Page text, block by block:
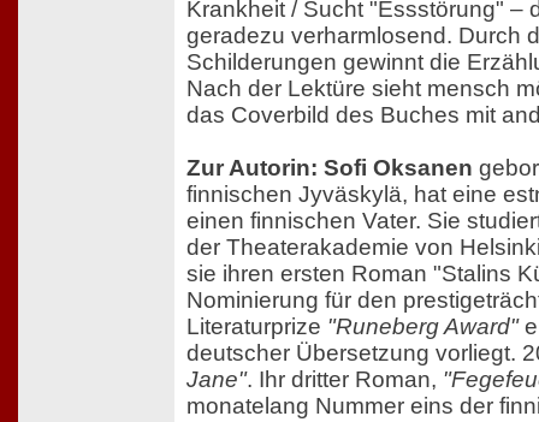
Krankheit / Sucht "Essstörung" –
geradezu verharmlosend. Durch
Schilderungen gewinnt die
Nach der Lektüre sieht mensch
das Coverbild des Buches mit
Zur Autorin: Sofi Oksanen
finnischen Jyväskylä, hat eine
einen finnischen Vater. Sie
der Theaterakademie von
sie ihren ersten Roman "Stalins
Nominierung für den
Literaturprize "Runeberg Award"
deutscher Übersetzung vorliegt.
Jane". Ihr dritter Roman,
monatelang Nummer eins der